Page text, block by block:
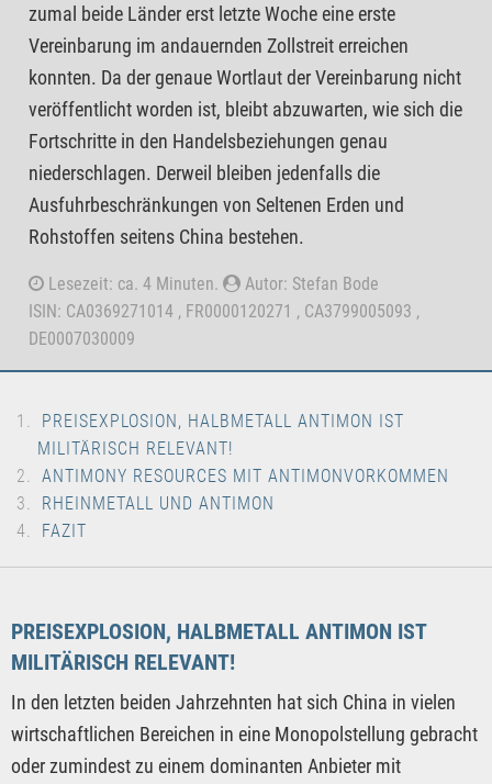
zumal beide Länder erst letzte Woche eine erste
Vereinbarung im andauernden Zollstreit erreichen
konnten. Da der genaue Wortlaut der Vereinbarung nicht
veröffentlicht worden ist, bleibt abzuwarten, wie sich die
Fortschritte in den Handelsbeziehungen genau
niederschlagen. Derweil bleiben jedenfalls die
Ausfuhrbeschränkungen von Seltenen Erden und
Rohstoffen seitens China bestehen.
Lesezeit: ca. 4 Minuten.
Autor: Stefan Bode
ISIN: CA0369271014 , FR0000120271 , CA3799005093 ,
DE0007030009
PREISEXPLOSION, HALBMETALL ANTIMON IST
MILITÄRISCH RELEVANT!
ANTIMONY RESOURCES MIT ANTIMONVORKOMMEN
RHEINMETALL UND ANTIMON
FAZIT
PREISEXPLOSION, HALBMETALL ANTIMON IST
MILITÄRISCH RELEVANT!
In den letzten beiden Jahrzehnten hat sich China in vielen
wirtschaftlichen Bereichen in eine Monopolstellung gebracht
oder zumindest zu einem dominanten Anbieter mit